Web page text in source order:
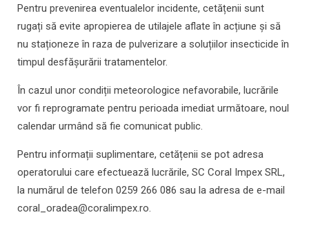
Pentru prevenirea eventualelor incidente, cetățenii sunt
rugați să evite apropierea de utilajele aflate în acțiune și să
nu staționeze în raza de pulverizare a soluțiilor insecticide în
timpul desfășurării tratamentelor.
În cazul unor condiții meteorologice nefavorabile, lucrările
vor fi reprogramate pentru perioada imediat următoare, noul
calendar urmând să fie comunicat public.
Pentru informații suplimentare, cetățenii se pot adresa
operatorului care efectuează lucrările, SC Coral Impex SRL,
la numărul de telefon 0259 266 086 sau la adresa de e-mail
coral_oradea@coralimpex.ro.